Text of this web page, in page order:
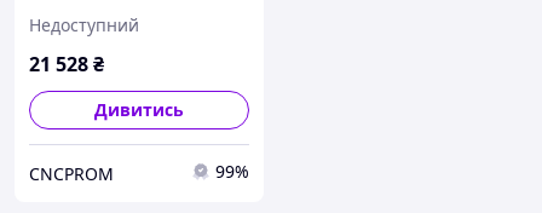
безлюфтовому
гармонічному
Недоступний
21 528₴
Дивитись
CNCPROM 99%